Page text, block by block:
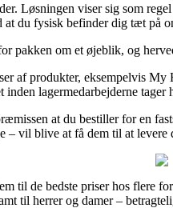
Løsningen viser sig som
du fysisk befinder dig tæt på
om et øjeblik, og
af produkter, eksempelvis
lagermedarbejderne tager
at du bestiller for en
vil blive at få dem til at levere
til de bedste priser hos flere
til herrer og damer –